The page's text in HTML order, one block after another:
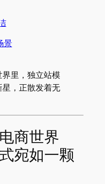
景
里，独立站模
，正散发着无
商世界
宛如一颗